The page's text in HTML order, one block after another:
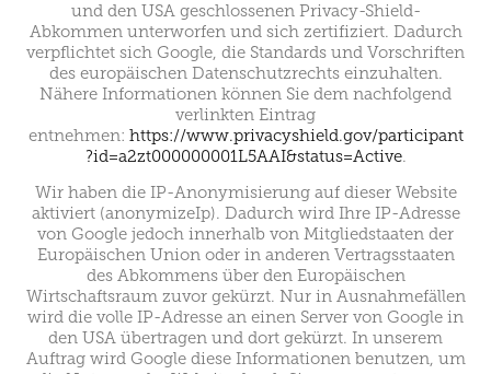
und den USA geschlossenen Privacy-Shield-
Abkommen unterworfen und sich zertifiziert. Dadurch
verpflichtet sich Google, die Standards und Vorschriften
des europäischen Datenschutzrechts einzuhalten.
Nähere Informationen können Sie dem nachfolgend
verlinkten Eintrag
entnehmen: https://www.privacyshield.gov/participant
?id=a2zt000000001L5AAI&status=Active.
Wir haben die IP-Anonymisierung auf dieser Website
aktiviert (anonymizeIp). Dadurch wird Ihre IP-Adresse
von Google jedoch innerhalb von Mitgliedstaaten der
Europäischen Union oder in anderen Vertragsstaaten
des Abkommens über den Europäischen
Wirtschaftsraum zuvor gekürzt. Nur in Ausnahmefällen
wird die volle IP-Adresse an einen Server von Google in
den USA übertragen und dort gekürzt. In unserem
Auftrag wird Google diese Informationen benutzen, um